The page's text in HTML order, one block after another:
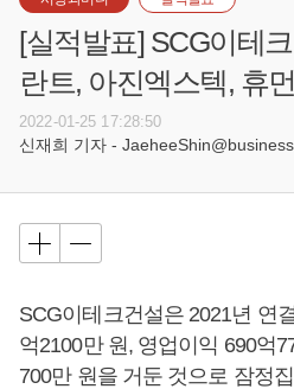
[실적발표] SCG이테
란트, 아진엑스텍, 휴
2022-01-25 17:28:50
신재희 기자 -
SCG이테크건설은 2021년 연
억2100만 원, 영업이익 690억
700만 원을 거둔 것으로 잠정